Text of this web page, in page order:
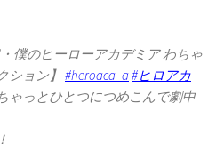
・僕のヒーローアカデミア わちゃ
ション】 #heroaca_a#ヒロアカ
ゃっとひとつにつめこんで劇中